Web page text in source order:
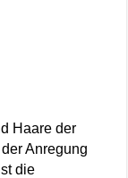
Haare der
Anregung
die